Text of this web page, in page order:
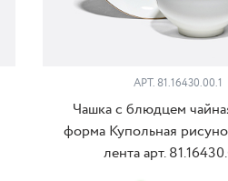
АРТ. 81.16430.00.1
Чашка с блюдцем
форма Купольная
лента арт.